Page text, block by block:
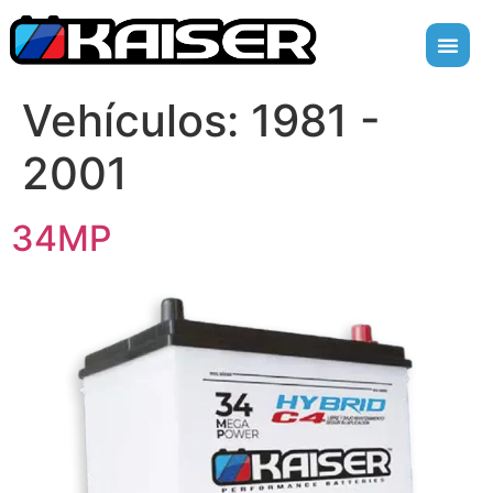
Vehículos: 1981 -
2001
34MP